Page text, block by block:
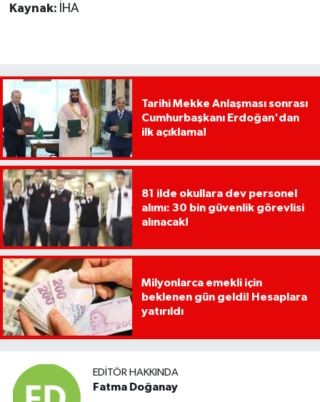
Kaynak: İHA
Tarihi Mekke Anlaşması sonrası
Cumhurbaşkanı Erdoğan'dan
ilk açıklama!
81 ilde okullara dev personel
alımı: 30 bin güvenlik görevlisi
alınacak!
Milyonlarca emekli için
beklenen gün geldi! Hesaplara
yatırıldı
EDITÖR HAKKINDA
Fatma Doğanay